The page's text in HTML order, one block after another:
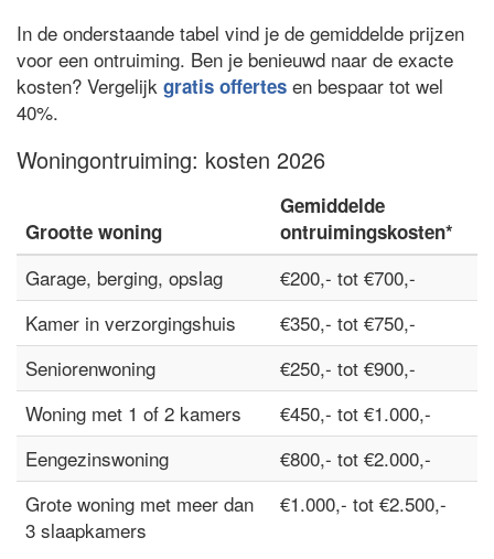
In de onderstaande tabel vind je de gemiddelde prijzen
voor een ontruiming. Ben je benieuwd naar de exacte
kosten? Vergelijk gratis offertes en bespaar tot wel
40%.
Woningontruiming: kosten 2026
Grootte woning
Gemiddelde
ontruimingskosten*
Garage, berging, opslag
€200,- tot €700,-
Kamer in verzorgingshuis
€350,- tot €750,-
Seniorenwoning
€250,- tot €900,-
Woning met 1 of 2 kamers
€450,- tot €1.000,-
Eengezinswoning
€800,- tot €2.000,-
Grote woning met meer dan
3 slaapkamers
€1.000,- tot €2.500,-